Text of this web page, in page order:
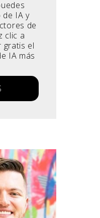
IA y
de
clic a
gratis el
IA más